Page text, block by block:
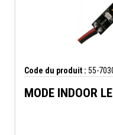
Code du produit : 55-
MODE INDOOR